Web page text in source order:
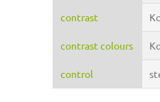
contrast
contrast colours
control